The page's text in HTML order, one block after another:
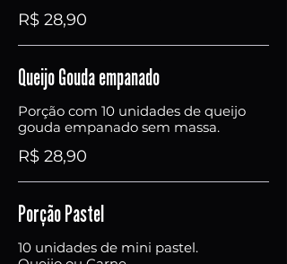
R$ 28,90
Queijo Gouda empanado
Porção com 10 unidades de queijo
gouda empanado sem massa.
R$ 28,90
Porção Pastel
10 unidades de mini pastel.